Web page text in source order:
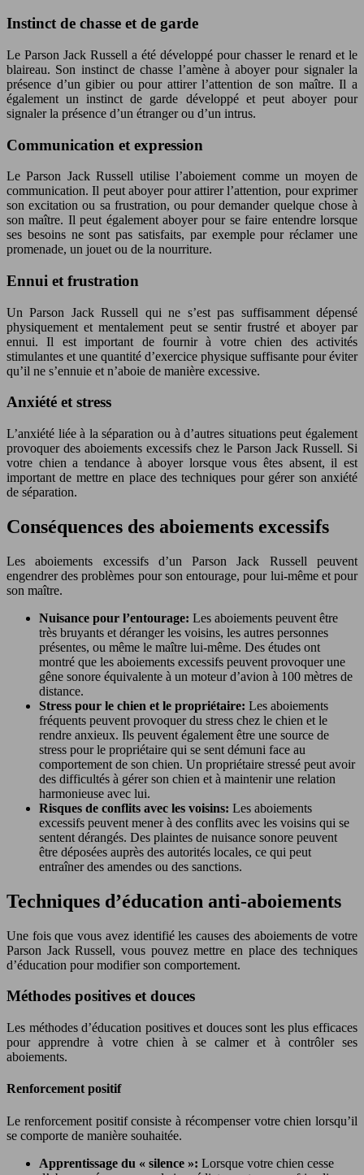
Instinct de chasse et de garde
Le Parson Jack Russell a été développé pour chasser le renard et le
blaireau. Son instinct de chasse l’amène à aboyer pour signaler la
présence d’un gibier ou pour attirer l’attention de son maître. Il a
également un instinct de garde développé et peut aboyer pour
signaler la présence d’un étranger ou d’un intrus.
Communication et expression
Le Parson Jack Russell utilise l’aboiement comme un moyen de
communication. Il peut aboyer pour attirer l’attention, pour exprimer
son excitation ou sa frustration, ou pour demander quelque chose à
son maître. Il peut également aboyer pour se faire entendre lorsque
ses besoins ne sont pas satisfaits, par exemple pour réclamer une
promenade, un jouet ou de la nourriture.
Ennui et frustration
Un Parson Jack Russell qui ne s’est pas suffisamment dépensé
physiquement et mentalement peut se sentir frustré et aboyer par
ennui. Il est important de fournir à votre chien des activités
stimulantes et une quantité d’exercice physique suffisante pour éviter
qu’il ne s’ennuie et n’aboie de manière excessive.
Anxiété et stress
L’anxiété liée à la séparation ou à d’autres situations peut également
provoquer des aboiements excessifs chez le Parson Jack Russell. Si
votre chien a tendance à aboyer lorsque vous êtes absent, il est
important de mettre en place des techniques pour gérer son anxiété
de séparation.
Conséquences des aboiements excessifs
Les aboiements excessifs d’un Parson Jack Russell peuvent
engendrer des problèmes pour son entourage, pour lui-même et pour
son maître.
Nuisance pour l’entourage: Les aboiements peuvent être
très bruyants et déranger les voisins, les autres personnes
présentes, ou même le maître lui-même. Des études ont
montré que les aboiements excessifs peuvent provoquer une
gêne sonore équivalente à un moteur d’avion à 100 mètres de
distance.
Stress pour le chien et le propriétaire: Les aboiements
fréquents peuvent provoquer du stress chez le chien et le
rendre anxieux. Ils peuvent également être une source de
stress pour le propriétaire qui se sent démuni face au
comportement de son chien. Un propriétaire stressé peut avoir
des difficultés à gérer son chien et à maintenir une relation
harmonieuse avec lui.
Risques de conflits avec les voisins: Les aboiements
excessifs peuvent mener à des conflits avec les voisins qui se
sentent dérangés. Des plaintes de nuisance sonore peuvent
être déposées auprès des autorités locales, ce qui peut
entraîner des amendes ou des sanctions.
Techniques d’éducation anti-aboiements
Une fois que vous avez identifié les causes des aboiements de votre
Parson Jack Russell, vous pouvez mettre en place des techniques
d’éducation pour modifier son comportement.
Méthodes positives et douces
Les méthodes d’éducation positives et douces sont les plus efficaces
pour apprendre à votre chien à se calmer et à contrôler ses
aboiements.
Renforcement positif
Le renforcement positif consiste à récompenser votre chien lorsqu’il
se comporte de manière souhaitée.
Apprentissage du « silence »: Lorsque votre chien cesse